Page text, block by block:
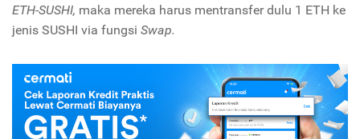
ETH-SUSHI, maka mereka harus mentransfer dulu 1 ETH ke
jenis SUSHI via fungsi Swap.